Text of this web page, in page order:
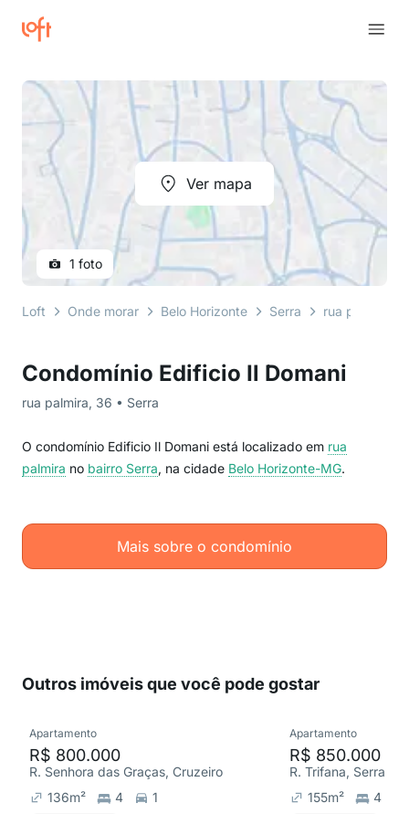
Condomínio Edificio Il Domani
rua palmira, 36 • Serra
O condomínio Edificio Il Domani está localizado em rua
palmira no bairro Serra, na cidade Belo Horizonte-MG.
Mais sobre o condomínio
Ver mapa
1 foto
Loft Onde morar Belo Horizonte Serra rua palmira
Outros imóveis que você pode gostar
Apartamento
R$ 800.000
R. Senhora das Graças, Cruzeiro
136m² 4
1
Apartamento
R$ 850.000
R. Trifana, Serra
155m²
4